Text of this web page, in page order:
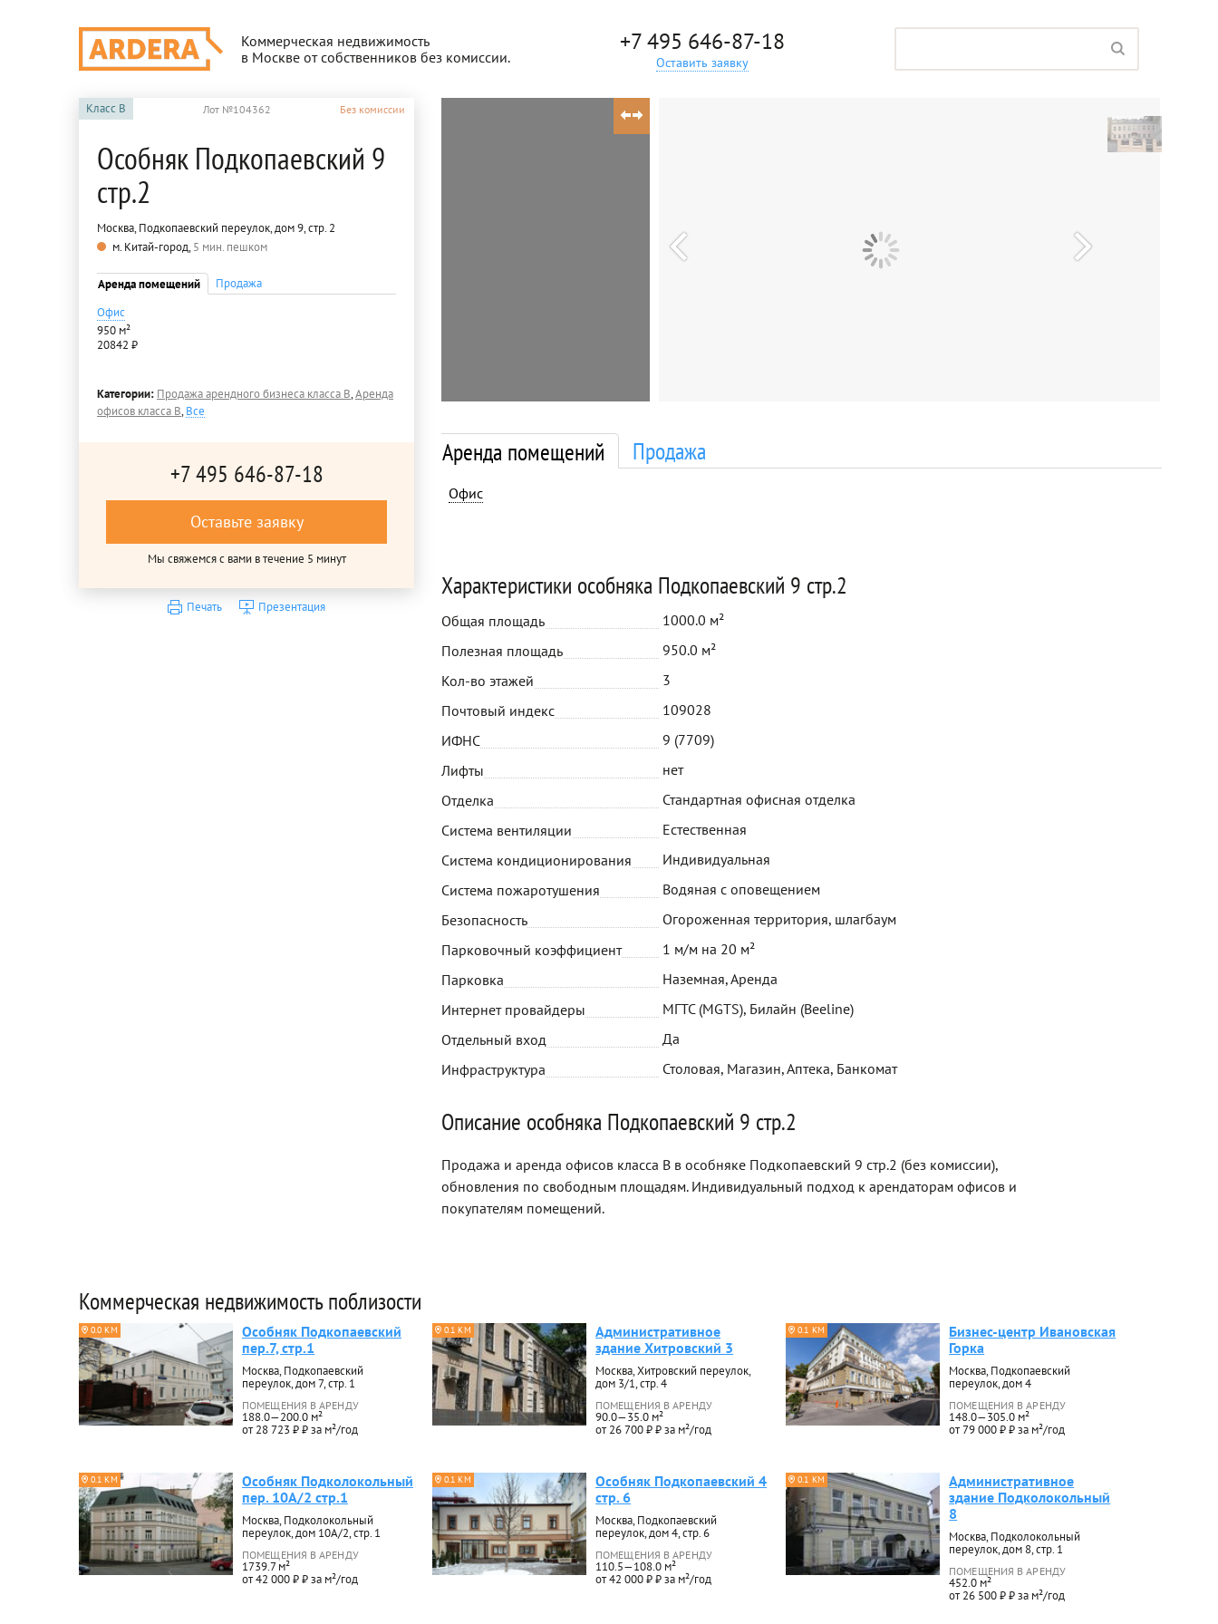
Коммерческая недвижимость
в Москве от собственников без комиссии.
+7 495 646-87-18
Оставить заявку
Класс B Лот №104362 Без комиссии
Особняк Подкопаевский 9
стр.2
Москва, Подкопаевский переулок, дом 9, стр. 2
м. Китай-город,5 мин. пешком
Аренда помещений
Продажа
Офис
950 м²
20842 ₽
Категории: Продажа арендного бизнеса класса B,Аренда
офисов класса B,Все
+7 495 646-87-18
Оставьте заявку
Мы свяжемся с вами в течение 5 минут
Печать Презентация
Аренда помещений Продажа
Офис
Характеристики особняка Подкопаевский 9 стр.2
Общая площадь
1000.0 м²
Полезная площадь
950.0 м²
Кол-во этажей
3
Почтовый индекс
109028
ИФНС
9 (7709)
Лифты
нет
Отделка
Стандартная офисная отделка
Система вентиляции
Естественная
Система кондиционирования
Индивидуальная
Система пожаротушения
Водяная с оповещением
Безопасность
Огороженная территория, шлагбаум
Парковочный коэффициент
1 м/м на 20 м²
Парковка
Наземная, Аренда
Интернет провайдеры
МГТС (MGTS), Билайн (Beeline)
Отдельный вход
Да
Инфраструктура
Столовая, Магазин, Аптека, Банкомат
Описание особняка Подкопаевский 9 стр.2
Продажа и аренда офисов класса B в особняке Подкопаевский 9 стр.2 (без комиссии),
обновления по свободным площадям. Индивидуальный подход к арендаторам офисов и
покупателям помещений.
Коммерческая недвижимость поблизости
0.0 КМ
Особняк Подкопаевский
пер.7, стр.1
Москва, Подкопаевский
переулок, дом 7, стр. 1
ПОМЕЩЕНИЯ В АРЕНДУ
188.0—200.0 м²
от 28 723 ₽ ₽ за м²/год
0.1 КМ
Административное
здание Хитровский 3
Москва, Хитровский переулок,
дом 3/1, стр. 4
ПОМЕЩЕНИЯ В АРЕНДУ
90.0—35.0 м²
от 26 700 ₽ ₽ за м²/год
0.1 КМ
Бизнес-центр Ивановская
Горка
Москва, Подкопаевский
переулок, дом 4
ПОМЕЩЕНИЯ В АРЕНДУ
148.0—305.0 м²
от 79 000 ₽ ₽ за м²/год
0.1 КМ
Особняк Подколокольный
пер. 10А/2 стр.1
Москва, Подколокольный
переулок, дом 10А/2, стр. 1
ПОМЕЩЕНИЯ В АРЕНДУ
1739.7 м²
от 42 000 ₽ ₽ за м²/год
0.1 КМ
Особняк Подкопаевский 4
стр. 6
Москва, Подкопаевский
переулок, дом 4, стр. 6
ПОМЕЩЕНИЯ В АРЕНДУ
110.5—108.0 м²
от 42 000 ₽ ₽ за м²/год
0.1 КМ
Административное
здание Подколокольный
8
Москва, Подколокольный
переулок, дом 8, стр. 1
ПОМЕЩЕНИЯ В АРЕНДУ
452.0 м²
от 26 500 ₽ ₽ за м²/год